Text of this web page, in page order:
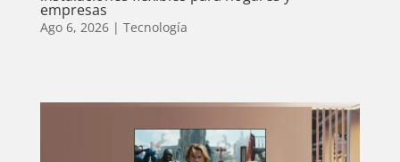
empresas
Ago 6, 2026| Tecnología